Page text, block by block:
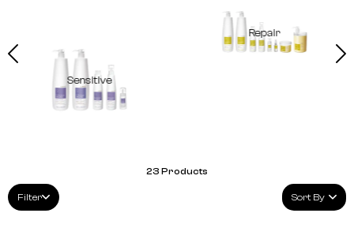
Sensitive
Repair
Filter
23 Products
Sort By